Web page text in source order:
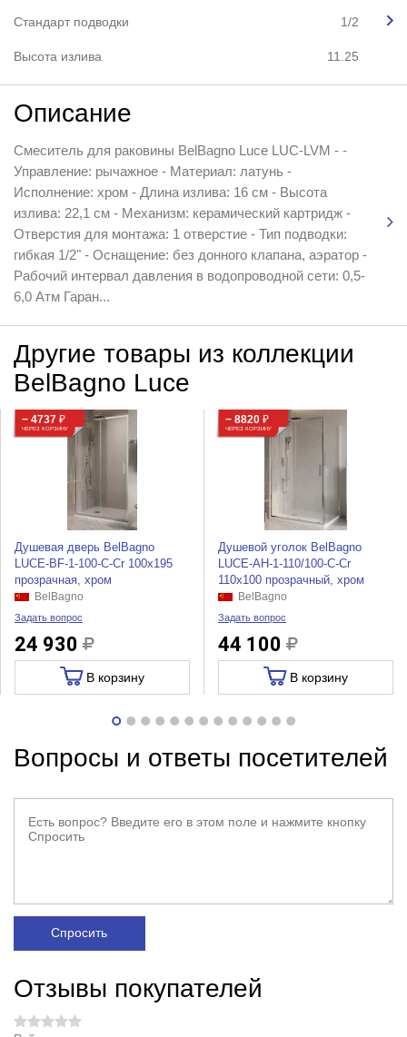
Стандарт подводки 1/2
Высота излива 11.25
Описание
Смеситель для раковины BelBagno Luce LUC-LVM - -
Управление: рычажное - Материал: латунь -
Исполнение: хром - Длина излива: 16 см - Высота
излива: 22,1 см - Механизм: керамический картридж -
Отверстия для монтажа: 1 отверстие - Тип подводки:
гибкая 1/2" - Оснащение: без донного клапана, аэратор -
Рабочий интервал давления в водопроводной сети: 0,5-
6,0 Атм Гаран...
Другие товары из коллекции
BelBagno Luce
− 4737 ₽
ЧЕРЕЗ КОРЗИНУ
Душевая дверь BelBagno
LUCE-BF-1-100-C-Cr 100x195
прозрачная, хром
BelBagno
Задать вопрос
24 930
В корзину
− 8820 ₽
ЧЕРЕЗ КОРЗИНУ
Душевой уголок BelBagno
LUCE-AH-1-110/100-C-Cr
110x100 прозрачный, хром
BelBagno
Задать вопрос
44 100
В корзину
Вопросы и ответы посетителей
Спросить
Отзывы покупателей